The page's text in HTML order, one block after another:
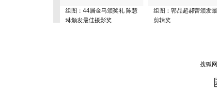
组图：44届金马颁奖礼 陈慧
琳颁发最佳摄影奖
组图：郭品超郝蕾颁发
剪辑奖